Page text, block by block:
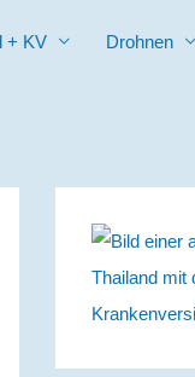
+ KV
Drohnen